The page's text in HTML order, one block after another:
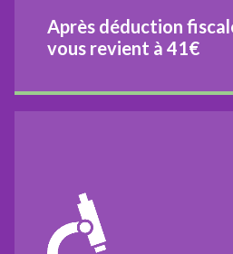
Après déduction
vous revient à 41€